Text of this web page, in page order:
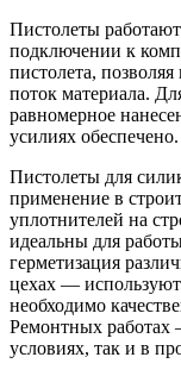
Пистолеты
подключении к
пистолета,
поток материала.
равномерное
усилиях обеспечено.
Пистолеты для
применение в
уплотнителей на
идеальны для
герметизация
цехах —
необходимо
Ремонтных
условиях, так и в